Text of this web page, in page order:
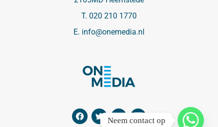
T. 020 210 1770
E. info@onemedia.nl
Neem contact op